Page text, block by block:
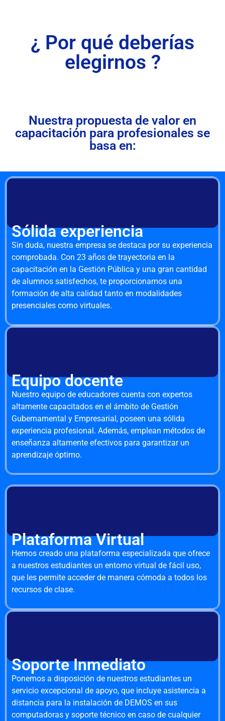
¿ Por qué deberías
elegirnos ?
Nuestra propuesta de valor en
capacitación para profesionales se
basa en:
Sólida experiencia
Sin duda, nuestra empresa se destaca por su experiencia
comprobada. Con 23 años de trayectoria en la
capacitación en la Gestión Pública y una gran cantidad
de alumnos satisfechos, te proporcionamos una
formación de alta calidad tanto en modalidades
presenciales como virtuales.
Equipo docente
Nuestro equipo de educadores cuenta con expertos
altamente capacitados en el ámbito de Gestión
Gubernamental y Empresarial, poseen una sólida
experiencia profesional. Además, emplean métodos de
enseñanza altamente efectivos para garantizar un
aprendizaje óptimo.
Plataforma Virtual
Hemos creado una plataforma especializada que ofrece
a nuestros estudiantes un entorno virtual de fácil uso,
que les permite acceder de manera cómoda a todos los
recursos de clase.
Soporte Inmediato
Ponemos a disposición de nuestros estudiantes un
servicio excepcional de apoyo, que incluye asistencia a
distancia para la instalación de DEMOS en sus
computadoras y soporte técnico en caso de cualquier